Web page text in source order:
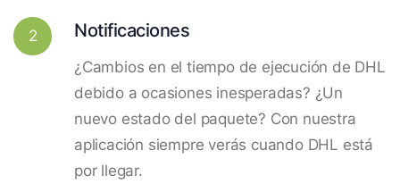
2 Notificaciones
¿Cambios en el tiempo de ejecución de DHL
debido a ocasiones inesperadas? ¿Un
nuevo estado del paquete? Con nuestra
aplicación siempre verás cuando DHL está
por llegar.